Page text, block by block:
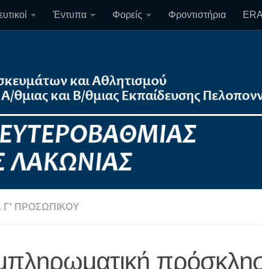
Έντυπα Φορείς Φροντιστήρια
ΠΡΟΣΩΠΙΚΟΎ